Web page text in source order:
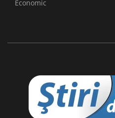
Economic